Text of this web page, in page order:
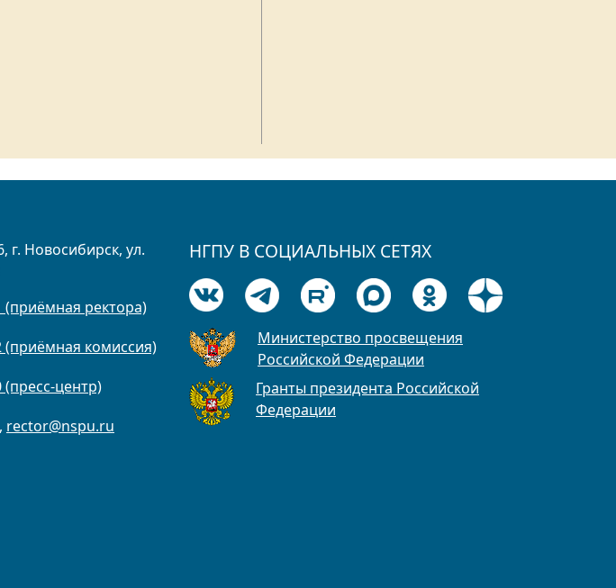
г. Новосибирск, ул.
(приёмная ректора)
(приёмная комиссия)
(пресс-центр)
, rector@nspu.ru
НГПУ В СОЦИАЛЬНЫХ СЕТЯХ
Министерство просвещения
Российской Федерации
Гранты президента Российской
Федерации